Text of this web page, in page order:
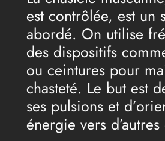
est contrôlée, est un
abordé. On utilise
des dispositifs
ou ceintures pour
chasteté. Le but est
ses pulsions et
énergie vers